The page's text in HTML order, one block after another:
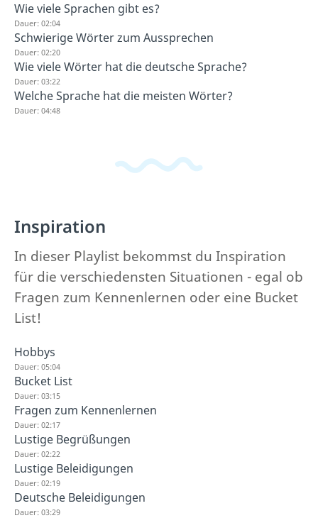
Wie viele Sprachen gibt es?
Dauer: 02:04
Schwierige Wörter zum Aussprechen
Dauer: 02:20
Wie viele Wörter hat die deutsche Sprache?
Dauer: 03:22
Welche Sprache hat die meisten Wörter?
Dauer: 04:48
Inspiration
In dieser Playlist bekommst du Inspiration
für die verschiedensten Situationen - egal ob
Fragen zum Kennenlernen oder eine Bucket
List!
Hobbys
Dauer: 05:04
Bucket List
Dauer: 03:15
Fragen zum Kennenlernen
Dauer: 02:17
Lustige Begrüßungen
Dauer: 02:22
Lustige Beleidigungen
Dauer: 02:19
Deutsche Beleidigungen
Dauer: 03:29